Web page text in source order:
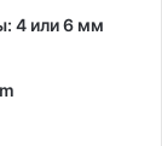
4 или 6 мм